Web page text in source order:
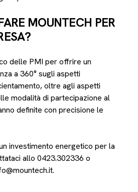
MOUNTECH PER
delle PMI per offrire un
a 360° sugli aspetti
oltre agli aspetti
modalità di partecipazione al
definite con precisione le
investimento energetico per la
allo 0423.302336 o